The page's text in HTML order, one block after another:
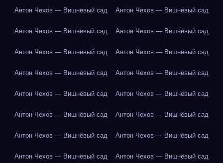
Антон Чехов — Вишнёвый сад Антон Чехов — Вишнёвый сад
Антон Чехов — Вишнёвый сад Антон Чехов — Вишнёвый сад
Антон Чехов — Вишнёвый сад Антон Чехов — Вишнёвый сад
Антон Чехов — Вишнёвый сад Антон Чехов — Вишнёвый сад
Антон Чехов — Вишнёвый сад Антон Чехов — Вишнёвый сад
Антон Чехов — Вишнёвый сад Антон Чехов — Вишнёвый сад
Антон Чехов — Вишнёвый сад Антон Чехов — Вишнёвый сад
Антон Чехов — Вишнёвый сад Антон Чехов — Вишнёвый сад